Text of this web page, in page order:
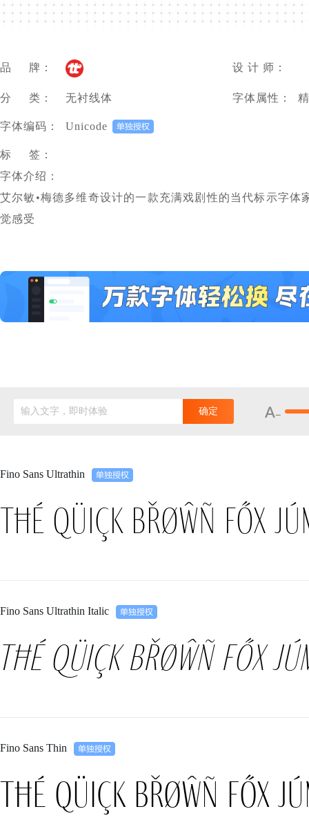
品 牌： 设 计 师：
分 类： 无衬线体 字体属性：
字体编码： Unicode
标 签：
字体介绍：
艾尔敏•梅德多维奇设计的一款充满戏剧性的当代标示字
觉感受
输入文字，即时体验 确定
Fino Sans Ultrathin
Tħé qüiçk břøŵñ főx
Fino Sans Ultrathin Italic
Tħé qüiçk břøŵñ főx
Fino Sans Thin
Tħé qüiçk břøŵñ főx